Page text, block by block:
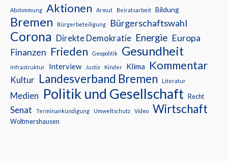
Abstimmung Aktionen Armut Beiratsarbeit Bildung
Bremen Bürgerbeteiligung Bürgerschaftswahl
Corona Direkte Demokratie Energie Europa
Finanzen Frieden Geopolitik Gesundheit
Infrastruktur Interview Justiz Kinder Klima Kommentar
Kultur Landesverband Bremen Literatur
Medien Politik und Gesellschaft Recht
Senat Terminankündigung Umweltschutz Video Wirtschaft
Woltmershausen